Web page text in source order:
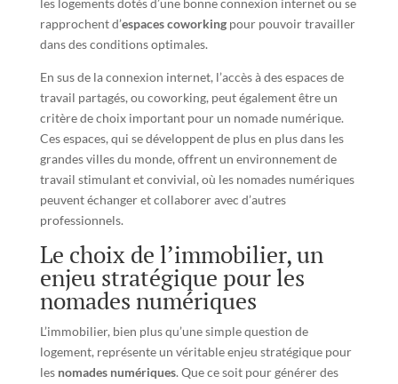
les logements dotés d’une bonne connexion internet ou se
rapprochent d’espaces coworkingpour pouvoir travailler
dans des conditions optimales.
En sus de la connexion internet, l’accès à des espaces de
travail partagés, ou coworking, peut également être un
critère de choix important pour un nomade numérique.
Ces espaces, qui se développent de plus en plus dans les
grandes villes du monde, offrent un environnement de
travail stimulant et convivial, où les nomades numériques
peuvent échanger et collaborer avec d’autres
professionnels.
Le choix de l’immobilier, un
enjeu stratégique pour les
nomades numériques
L’immobilier, bien plus qu’une simple question de
logement, représente un véritable enjeu stratégique pour
les nomades numériques. Que ce soit pour générer des